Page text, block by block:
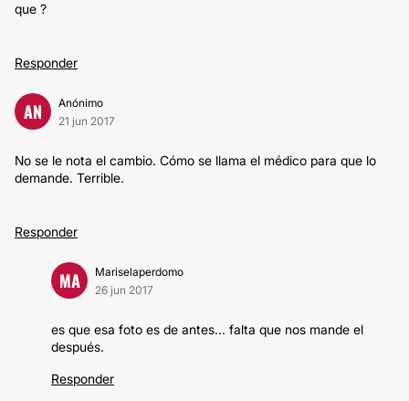
que ?
Responder
AN
Anónimo
21 jun 2017
No se le nota el cambio. Cómo se llama el médico para que lo
demande. Terrible.
Responder
MA
Mariselaperdomo
26 jun 2017
es que esa foto es de antes... falta que nos mande el
después.
Responder